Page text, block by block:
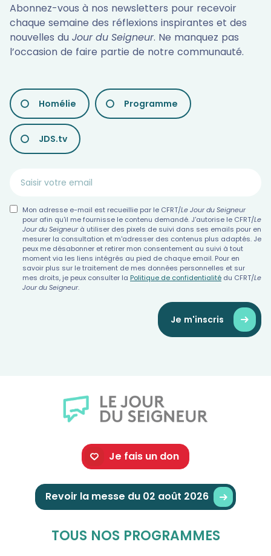
Abonnez-vous à nos newsletters pour recevoir
chaque semaine des réflexions inspirantes et des
nouvelles du Jour du Seigneur. Ne manquez pas
l’occasion de faire partie de notre communauté.
LES
DIFFÉRENTES
NEWSLETTERS
Homélie Programme
JDS.tv
Mon adresse e-mail est recueillie par le CFRT/Le Jour du Seigneur
pour afin qu'il me fournisse le contenu demandé. J'autorise le CFRT/Le
Jour du Seigneurà utiliser des pixels de suivi dans ses emails pour en
mesurer la consultation et m'adresser des contenus plus adaptés. Je
peux me désabonner et retirer mon consentement au suivi à tout
moment via les liens intégrés au pied de chaque email. Pour en
savoir plus sur le traitement de mes données personnelles et sur
mes droits, je peux consulter la Politique de confidentialité du CFRT/Le
Jour du Seigneur.
Je m'inscris
Je fais un don
Revoir la messe du 02 août 2026
TOUS NOS PROGRAMMES